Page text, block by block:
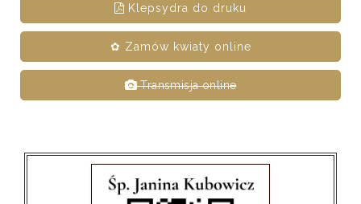
Klepsydra do druku
✿ Zamów kwiaty online
Transmisja online